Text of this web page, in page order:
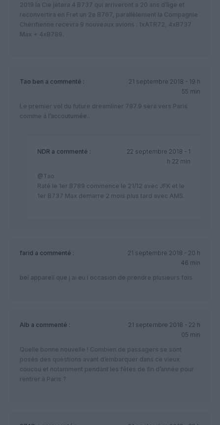
2019 la Cie jètera 4 B737 qui arriveront a 20 ans d’âge et
reconvertira en Fret un 2e B767, parallèlement la Compagnie
Chérifienne recevra 9 nouveaux avions : 1xATR72, 4xB737
Max + 4xB789.
Tao ben a commenté :
21 septembre 2018 - 19 h
55 min
Le premier vol du future dreamliner 787.9 sera vers Paris
comme à l’accoutumée..
NDR a commenté :
22 septembre 2018 - 1
h 22 min
@Tao
Raté le 1er B789 commence le 21/12 avec JFK et le
1er B737 Max demarre 2 mois plus tard avec AMS.
farid a commenté :
21 septembre 2018 - 20 h
46 min
bel appareil que j ai eu l occasion de prendre plusieurs fois
Alb a commenté :
21 septembre 2018 - 22 h
05 min
Quelle bonne nouvelle ! Combien de passagers se sont
posés des questions avant d’embarquer dans ce vieux
coucou et notamment pendant les fêtes de fin d’année pour
rentrer à Paris ?